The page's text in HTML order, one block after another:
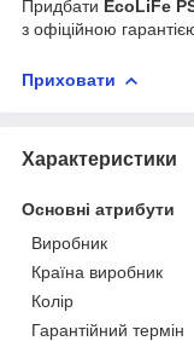
Придбати EcoLiFe
з офіційною
Приховати
Характеристики
Основні атрибути
Виробник
Країна виробник
Колір
Гарантійний термін